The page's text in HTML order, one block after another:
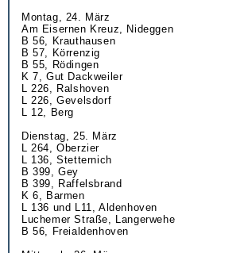
Montag, 24. März
Am Eisernen Kreuz, Nideggen
B 56, Krauthausen
B 57, Körrenzig
B 55, Rödingen
K 7, Gut Dackweiler
L 226, Ralshoven
L 226, Gevelsdorf
L 12, Berg
Dienstag, 25. März
L 264, Oberzier
L 136, Stetternich
B 399, Gey
B 399, Raffelsbrand
K 6, Barmen
L 136 und L11, Aldenhoven
Luchemer Straße, Langerwehe
B 56, Freialdenhoven